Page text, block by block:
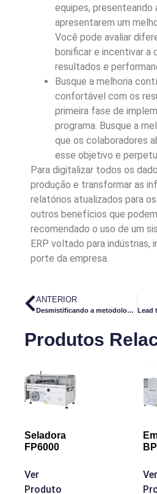
equipes, presenteando
apresentarem um
Você pode avaliar
bonificar e incentivar a
resultados e
Busque a melhoria
confortável com os
primeira fase de
programa. Busque a
que os colaboradores
esse objetivo e
Para digitalizar todos os
produção e transformar as
relatórios atualizados para
outros benefícios que
recomendado o uso de um
ERP voltado para indústrias,
porte da empresa.
ANTERIOR
Desmistificando a metodologia 5W2H na gestão empresarial
Produtos
Seladora
FP6000
Ver
Produto
Ver